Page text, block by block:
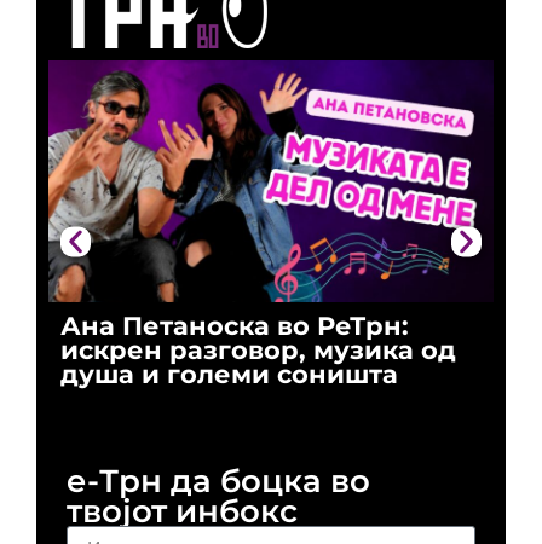
Ана Петаноска во РеТрн:
искрен разговор, музика од
душа и големи соништа
е-Трн да боцка во
твојот инбокс